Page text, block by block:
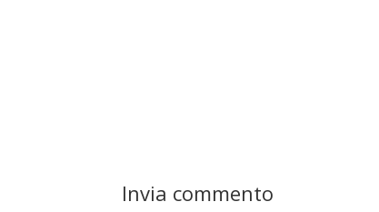
Invia commento